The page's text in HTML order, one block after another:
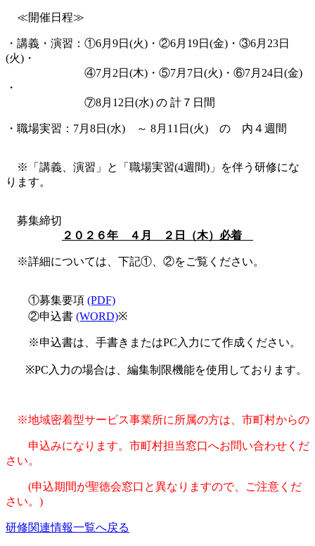
≪開催日程≫
・講義・演習：①6月9日(火)・②6月19日(金)・③6月23日
(火)・
④7月2 日(木)・⑤7月7日(火)・⑥7月24日(金)
・
⑦8月12日 (水) の 計７日間
・職場実習：7月8日(水) ～ 8月11日(火) の 内４週間
※「講義、演習」と「職場実習(4週間)」を伴う研修にな
ります。
募集締切
２０２６年 ４ 月 ２日（木）必着
※詳細については、下記①、②をご覧ください。
①募集要項 (PDF)
②申込書 (WORD)※
※申込書は、手書きまたはPC入力にて作成ください。
※PC入力の場合は、編集制限機能を使用しております。
※地域密着型サービス事業所に所属の方は、市町村からの
申込みになります。市町村担当窓口へお問い合わせくだ
さい。
(申込期間が聖徳会窓口と異なりますので、ご注意くだ
さい。)
研修関連情報一覧へ戻る